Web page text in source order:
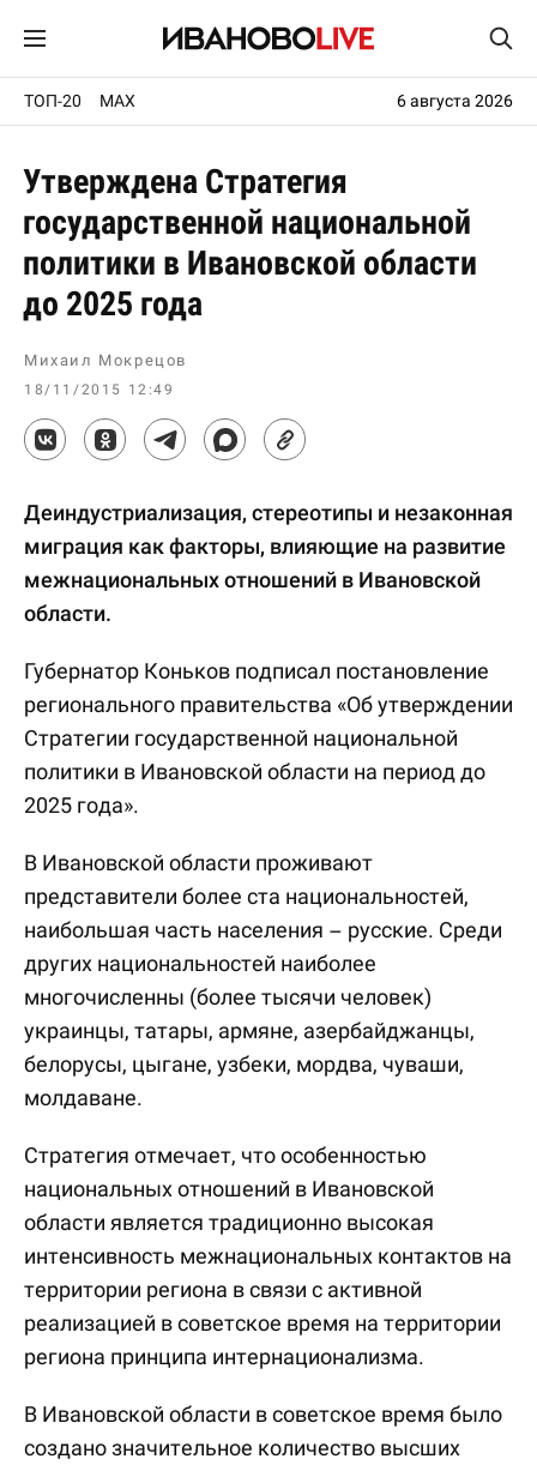
ТОП-20 MAX 6 августа 2026
Утверждена Стратегия
государственной национальной
политики в Ивановской области
до 2025 года
Михаил Мокрецов
18/11/2015 12:49
Деиндустриализация, стереотипы и незаконная
миграция как факторы, влияющие на развитие
межнациональных отношений в Ивановской
области.
Губернатор Коньков подписал постановление
регионального правительства «Об утверждении
Стратегии государственной национальной
политики в Ивановской области на период до
2025 года».
В Ивановской области проживают
представители более ста национальностей,
наибольшая часть населения – русские. Среди
других национальностей наиболее
многочисленны (более тысячи человек)
украинцы, татары, армяне, азербайджанцы,
белорусы, цыгане, узбеки, мордва, чуваши,
молдаване.
Стратегия отмечает, что особенностью
национальных отношений в Ивановской
области является традиционно высокая
интенсивность межнациональных контактов на
территории региона в связи с активной
реализацией в советское время на территории
региона принципа интернационализма.
В Ивановской области в советское время было
создано значительное количество высших